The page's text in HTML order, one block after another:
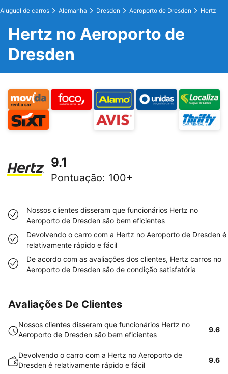
Aluguel de carros Alemanha Dresden Aeroporto de Dresden Hertz
Hertz no Aeroporto de
Dresden
9.1
Pontuação: 100+
Nossos clientes disseram que funcionários Hertz no
Aeroporto de Dresden são bem eficientes
Devolvendo o carro com a Hertz no Aeroporto de Dresden é
relativamente rápido e fácil
De acordo com as avaliações dos clientes, Hertz carros no
Aeroporto de Dresden são de condição satisfatória
Avaliações De Clientes
Nossos clientes disseram que funcionários Hertz no
Aeroporto de Dresden são bem eficientes
9.6
Devolvendo o carro com a Hertz no Aeroporto de
Dresden é relativamente rápido e fácil
9.6